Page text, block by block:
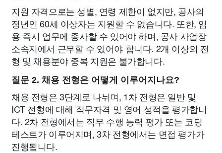
지원 자격으로는 성별, 연령 제한이 없지만, 공사의
정년인 60세 이상자는 지원할 수 없습니다. 또한, 임
용 즉시 업무에 종사할 수 있어야 하며, 공사 사업장
소속지에서 근무할 수 있어야 합니다. 2개 이상의 전
형 및 채용분야 중복 지원은 불가합니다.
질문 2. 채용 전형은 어떻게 이루어지나요?
채용 전형은 3단계로 나뉘며, 1차 전형은 일반 및
ICT 전형에 대해 직무자격 및 영어 성적을 평가합니
다. 2차 전형에서는 직무 수행 능력 평가 또는 코딩
테스트가 이루어지며, 3차 전형에서는 면접 평가가
진행됩니다.